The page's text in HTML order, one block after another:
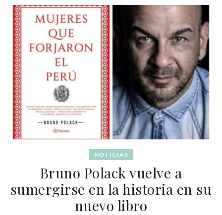
NOTICIAS
Bruno Polack vuelve a
sumergirse en la historia en su
nuevo libro